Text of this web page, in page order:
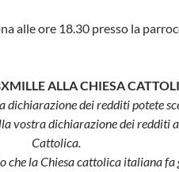
alle ore 18.30 presso la
ALLA CHIESA
dichiarazione dei redditi potete
vostra dichiarazione dei redditi
Cattolica.
che la Chiesa cattolica italiana fa